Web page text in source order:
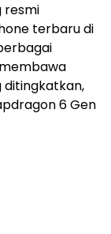
resmi
terbaru di
ditingkatkan,
6 Gen